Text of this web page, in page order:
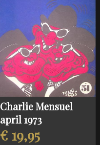
Charlie Mensuel
april 1973
€ 19,95